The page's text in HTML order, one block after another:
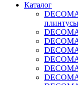
Каталог
плинтусы